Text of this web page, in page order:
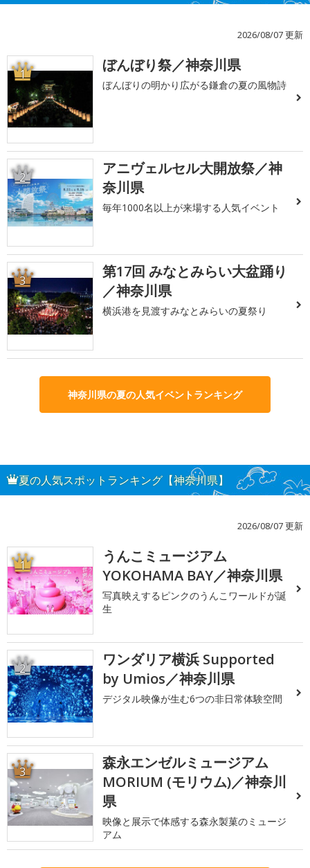
2026/08/07 更新
1 ぼんぼり祭／神奈川県
ぼんぼりの明かり広がる鎌倉の夏の風物詩
2
アニヴェルセル大開放祭／神
奈川県
毎年1000名以上が来場する人気イベント
3
第17回 みなとみらい大盆踊り
／神奈川県
横浜港を見渡すみなとみらいの夏祭り
神奈川県の夏の人気イベントランキング
夏の人気スポットランキング【神奈川県】
2026/08/07 更新
1
うんこミュージアム
YOKOHAMA BAY／神奈川県
写真映えするピンクのうんこワールドが誕
生
2
ワンダリア横浜 Supported
by Umios／神奈川県
デジタル映像が生む6つの非日常体験空間
3
森永エンゼルミュージアム
MORIUM (モリウム)／神奈川
県
映像と展示で体感する森永製菓のミュージ
アム